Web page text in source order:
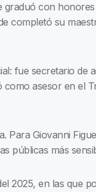
con
completó su
fue secretario de
asesor en el
Para Giovanni
más
2025, en las que